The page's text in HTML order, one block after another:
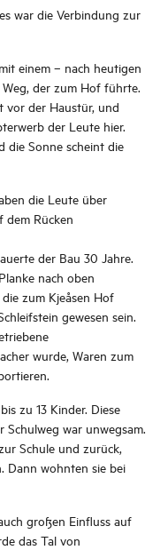
war die Verbindung zur
einem – nach heutigen
der zum Hof führte.
vor der Haustür, und
der Leute hier.
die Sonne scheint die
die Leute über
dem Rücken
der Bau 30 Jahre.
nach oben
zum Kjeåsen Hof
gewesen sein.
wurde, Waren zum
zu 13 Kinder. Diese
Schulweg war unwegsam.
Schule und zurück,
Dann wohnten sie bei
großen Einfluss auf
das Tal von